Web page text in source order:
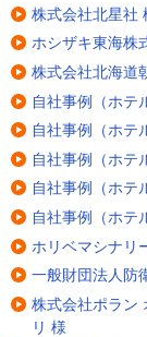
株式会社北星社
ホシザキ東海株
株式会社北海道
自社事例（ホテ
自社事例（ホテ
自社事例（ホテ
自社事例（ホテ
自社事例（ホテ
ホリベマシナリ
一般財団法人防
株式会社ポラン
リ 様